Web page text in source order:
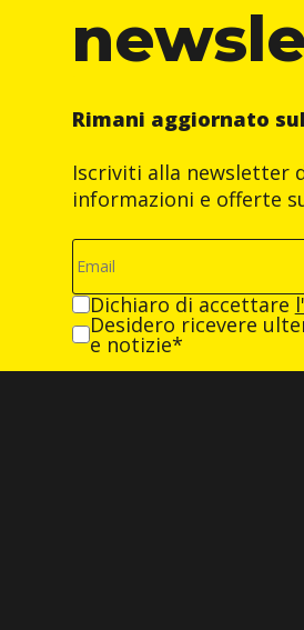
Rimani aggiornato
Iscriviti alla newsletter
informazioni e offerte
Dichiaro di accettare
Desidero ricevere
e notizie*